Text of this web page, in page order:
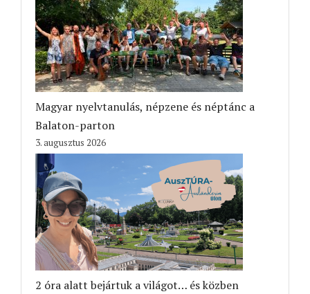
Magyar nyelvtanulás, népzene és néptánc a
Balaton-parton
3. augusztus 2026
2 óra alatt bejártuk a világot… és közben